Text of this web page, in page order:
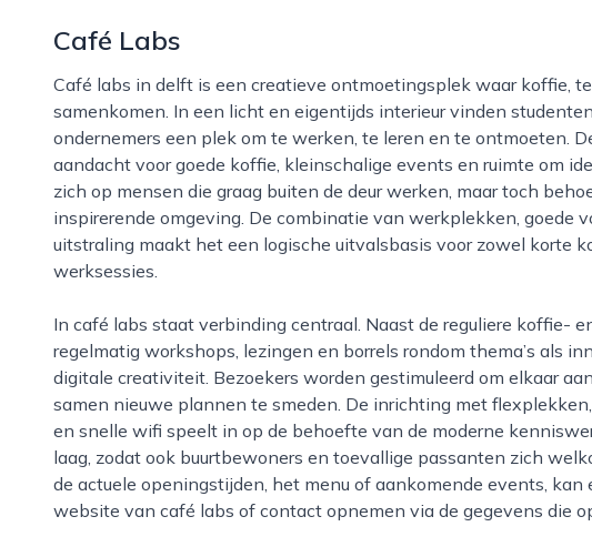
Café Labs
Café labs in delft is een creatieve ontmoetingsplek waar koffie, technologie en ondernemerschap
samenkomen. In een licht en eigentijds interieur vinden
ondernemers een plek om te werken, te leren en te ontmoeten.
aandacht voor goede koffie, kleinschalige events en ruimte om
zich op mensen die graag buiten de deur werken, maar toch
inspirerende omgeving. De combinatie van werkplekken, goede
uitstraling maakt het een logische uitvalsbasis voor zowel korte
werksessies.
In café labs staat verbinding centraal. Naast de reguliere koffie- en lunchkaart organiseren zij
regelmatig workshops, lezingen en borrels rondom thema’s als
digitale creativiteit. Bezoekers worden gestimuleerd om elkaar
samen nieuwe plannen te smeden. De inrichting met
en snelle wifi speelt in op de behoefte van de moderne
laag, zodat ook buurtbewoners en toevallige passanten zich
de actuele openingstijden, het menu of aankomende events, kan
website van café labs of contact opnemen via de gegevens die